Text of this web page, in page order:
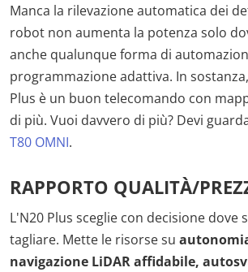
Manca la rilevazione automatica dei
robot non aumenta la potenza solo
anche qualunque forma di
programmazione adattiva. In
Plus è un buon telecomando con
di più. Vuoi davvero di più? Devi
T80 OMNI.
RAPPORTO QUALITÀ/
L'N20 Plus sceglie con decisione dove
tagliare. Mette le risorse su
navigazione LiDAR affidabile,